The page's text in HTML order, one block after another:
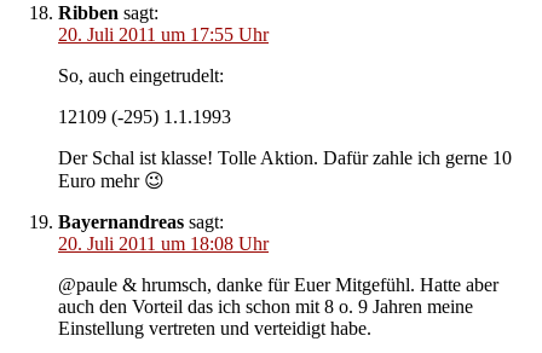
Ribben sagt:
20. Juli 2011 um 17:55 Uhr
So, auch eingetrudelt:
12109 (-295) 1.1.1993
Der Schal ist klasse! Tolle Aktion. Dafür zahle ich gerne 10
Euro mehr 😉
Bayernandreas sagt:
20. Juli 2011 um 18:08 Uhr
@paule & hrumsch, danke für Euer Mitgefühl. Hatte aber
auch den Vorteil das ich schon mit 8 o. 9 Jahren meine
Einstellung vertreten und verteidigt habe.